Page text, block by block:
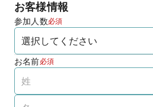
お客様情報
参加人数必須
お名前必須